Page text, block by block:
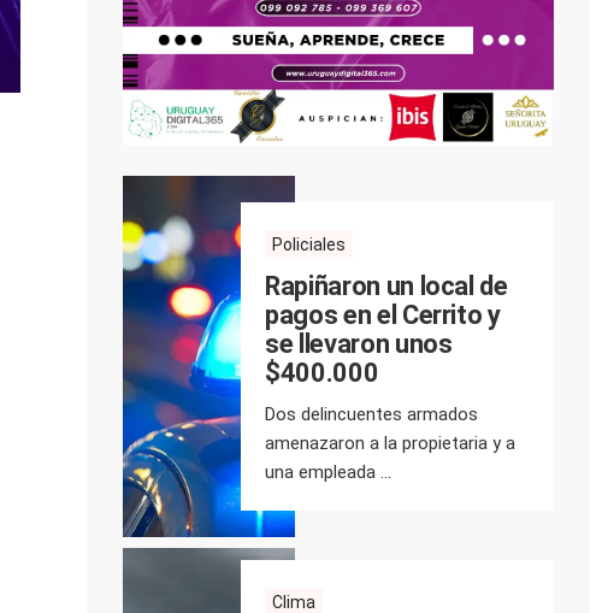
Policiales
Rapiñaron un local de
pagos en el Cerrito y
se llevaron unos
$400.000
Dos delincuentes armados
amenazaron a la propietaria y a
una empleada ...
Clima